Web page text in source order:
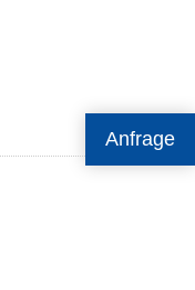
Anfrage